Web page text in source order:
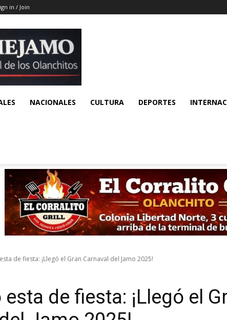
in / Join
NACIONALES CULTURA DEPORTES
de fiesta: ¡Llegó el Gran Carnaval del Jamo 2025!
de fiesta: ¡Llegó el